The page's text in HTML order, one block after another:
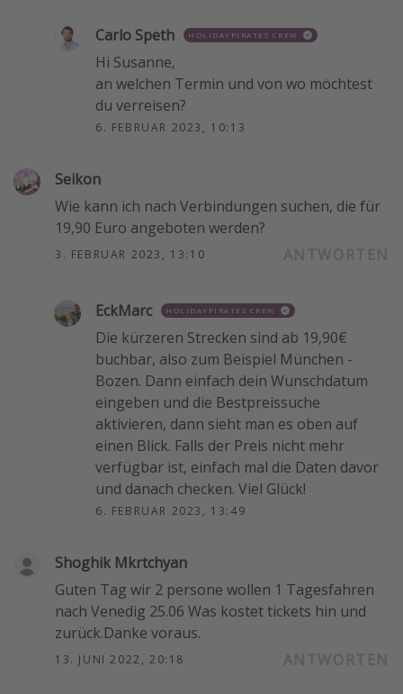
Carlo Speth HOLIDAYPIRATES CREW
Hi Susanne,
an welchen Termin und von wo möchtest
du verreisen?
6. FEBRUAR 2023, 10:13
Seikon
Wie kann ich nach Verbindungen suchen, die für
19,90 Euro angeboten werden?
3. FEBRUAR 2023, 13:10
EckMarc HOLIDAYPIRATES CREW
Die kürzeren Strecken sind ab 19,90€
buchbar, also zum Beispiel München -
Bozen. Dann einfach dein Wunschdatum
eingeben und die Bestpreissuche
aktivieren, dann sieht man es oben auf
einen Blick. Falls der Preis nicht mehr
verfügbar ist, einfach mal die Daten davor
und danach checken. Viel Glück!
6. FEBRUAR 2023, 13:49
Shoghik Mkrtchyan
Guten Tag wir 2 persone wollen 1 Tagesfahren
nach Venedig 25.06 Was kostet tickets hin und
zurück.Danke voraus.
13. JUNI 2022, 20:18